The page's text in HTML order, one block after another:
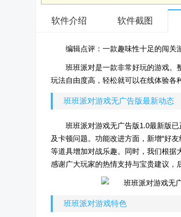
软件介绍 软件截图
编辑点评：一款趣味性十足的闯关
班班派对是一款非常好玩的游戏。
玩法自由度高，轻松就可以在线体验各
班班派对游戏无广告版最新动态
班班派对游戏无广告版1.0最新版
及卡顿问题。功能改进方面，新增“好
等道具增加对战乐趣。同时，我们根据
感谢广大玩家的热情支持与宝贵建议，
班班派对游戏特色